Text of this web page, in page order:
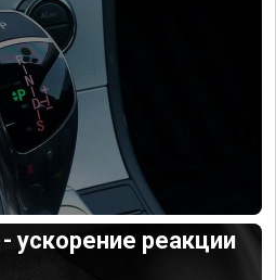
ускорение реакции